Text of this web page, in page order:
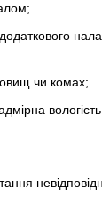
чи комах;
вологість,